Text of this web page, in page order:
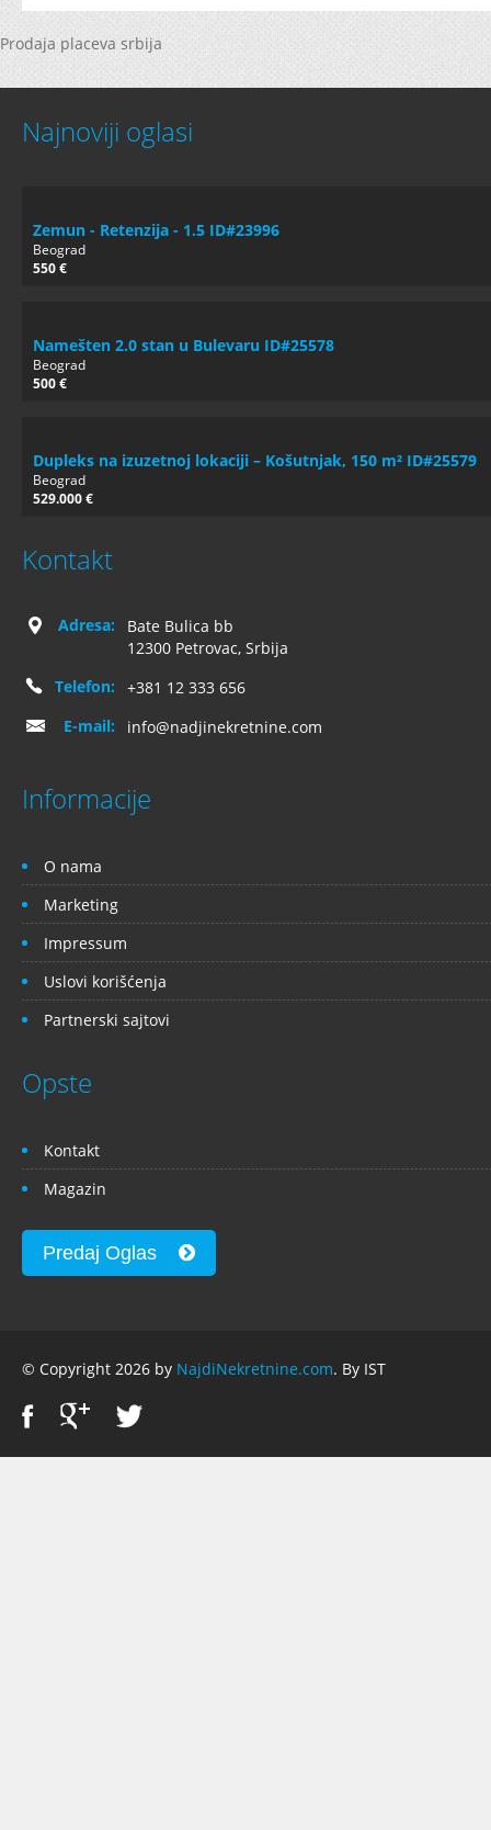
Prodaja placeva srbija
Najnoviji oglasi
Zemun - Retenzija - 1.5 ID#23996
Beograd
550 €
Namešten 2.0 stan u Bulevaru ID#25578
Beograd
500 €
Dupleks na izuzetnoj lokaciji – Košutnjak, 150 m² ID#25579
Beograd
529.000 €
Kontakt
Adresa:
Bate Bulica bb
12300 Petrovac, Srbija
Telefon:
+381 12 333 656
E-mail:
info@nadjinekretnine.com
Informacije
O nama
Marketing
Impressum
Uslovi korišćenja
Partnerski sajtovi
Opste
Kontakt
Magazin
Predaj Oglas
© Copyright 2026 by NajdiNekretnine.com. By IST